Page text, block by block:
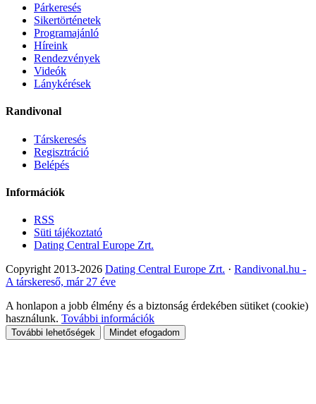
Párkeresés
Sikertörténetek
Programajánló
Híreink
Rendezvények
Videók
Lánykérések
Randivonal
Társkeresés
Regisztráció
Belépés
Információk
RSS
Süti tájékoztató
Dating Central Europe Zrt.
Copyright 2013-2026 Dating Central Europe Zrt. · Randivonal.hu -
A társkereső, már 27 éve
A honlapon a jobb élmény és a biztonság érdekében sütiket (cookie)
használunk. További információk
További lehetőségek Mindet efogadom